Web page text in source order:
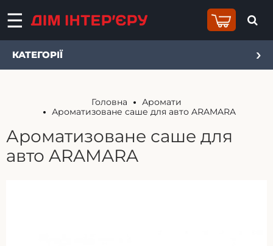
КАТЕГОРІЇ
Головна
Аромати
Ароматизоване саше для авто ARAMARA
Ароматизоване саше для
авто ARAMARA